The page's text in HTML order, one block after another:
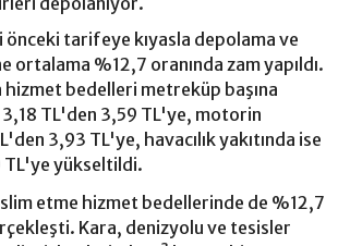
tarifeye kıyasla depolama ve
ortalama %12,7 oranında zam yapıldı.
hizmet bedelleri metreküp başına
TL'den 3,59 TL'ye, motorin
3,93 TL'ye, havacılık yakıtında ise
yükseltildi.
etme hizmet bedellerinde de %12,7
Kara, denizyolu ve tesisler